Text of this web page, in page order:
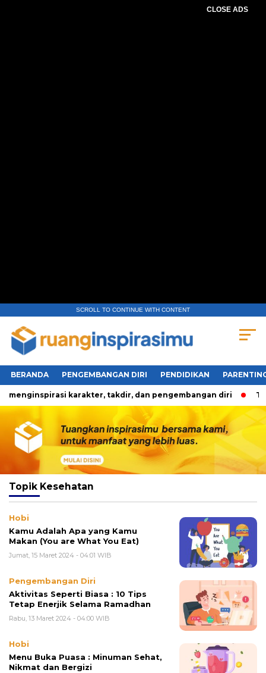
CLOSE ADS
SCROLL TO CONTINUE WITH CONTENT
BERANDA PENGEMBANGAN DIRI PENDIDIKAN
karakter, takdir, dan pengembangan diri
Topik Kesehatan
Hobi
Kamu Adalah Apa yang Kamu
Makan (You are What You Eat)
Jumat, 15 Maret 2024 - 04:01 WIB
Pengembangan Diri
Aktivitas Seperti Biasa : 10 Tips
Tetap Enerjik Selama Ramadhan
Rabu, 13 Maret 2024 - 04:00 WIB
Hobi
Menu Buka Puasa : Minuman Sehat,
Nikmat dan Bergizi